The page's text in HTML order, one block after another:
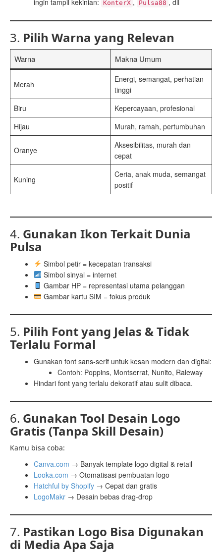
ingin tampil kekinian: KonterX , Pulsa88 , dll
3. Pilih Warna yang Relevan
Warna Makna Umum
Merah
Energi, semangat, perhatian
tinggi
Biru
Kepercayaan, profesional
Hijau
Murah, ramah, pertumbuhan
Oranye
Aksesibilitas, murah dan
cepat
Kuning
Ceria, anak muda, semangat
positif
4. Gunakan Ikon Terkait Dunia
Pulsa
Simbol petir = kecepatan transaksi
Simbol sinyal = internet
Gambar HP = representasi utama pelanggan
Gambar kartu SIM = fokus produk
5. Pilih Font yang Jelas & Tidak
Terlalu Formal
Gunakan font sans-serif untuk kesan modern dan digital:
Contoh: Poppins, Montserrat, Nunito, Raleway
Hindari font yang terlalu dekoratif atau sulit dibaca.
6. Gunakan Tool Desain Logo
Gratis (Tanpa Skill Desain)
Kamu bisa coba:
Canva.com → Banyak template logo digital & retail
Looka.com → Otomatisasi pembuatan logo
Hatchful by Shopify → Cepat dan gratis
LogoMakr → Desain bebas drag-drop
7. Pastikan Logo Bisa Digunakan
di Media Apa Saja